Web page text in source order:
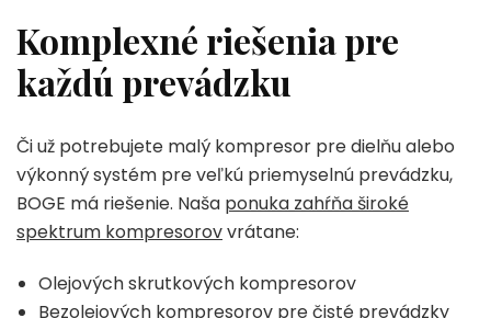
Komplexné riešenia pre
každú prevádzku
Či už potrebujete malý kompresor pre dielňu alebo
výkonný systém pre veľkú priemyselnú prevádzku,
BOGE má riešenie. Naša ponuka zahŕňa široké
spektrum kompresorovvrátane:
Olejových skrutkových kompresorov
Bezolejových kompresorov pre čisté prevádzky